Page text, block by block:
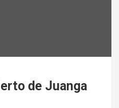
de Juanga